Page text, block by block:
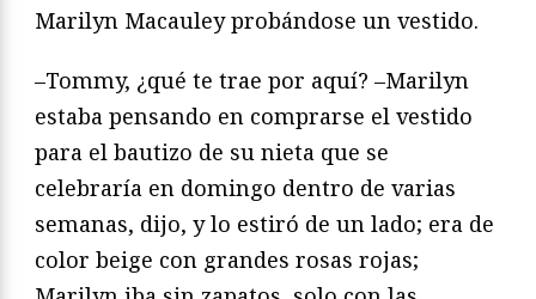
Marilyn Macauley probándose un vestido.
–Tommy, ¿qué te trae por aquí? –Marilyn
estaba pensando en comprarse el vestido
para el bautizo de su nieta que se
celebraría en domingo dentro de varias
semanas, dijo, y lo estiró de un lado; era de
color beige con grandes rosas rojas;